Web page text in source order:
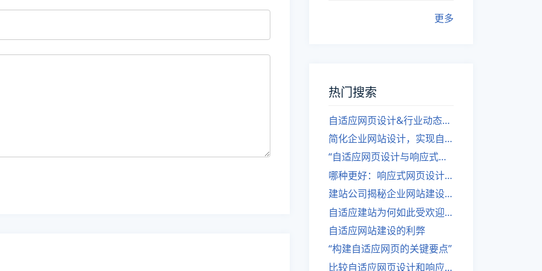
更多
热门搜索
自适应网页设计&行业动态，关注建站。
简化企业网站设计，实现自适应设计的方法
“自适应网页设计与响应式网站建设的异同”
哪种更好：响应式网页设计还是自适应网站？
建站公司揭秘企业网站建设核心原则
自适应建站为何如此受欢迎？
自适应网站建设的利弊
“构建自适应网页的关键要点”
比较自适应网页设计和响应式网站的差异